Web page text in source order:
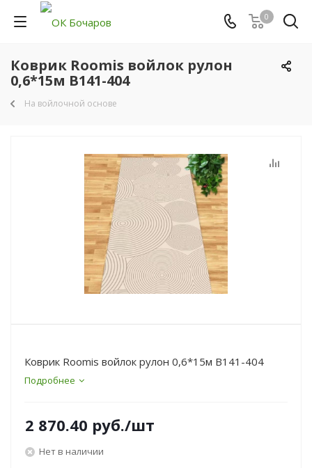
0
Коврик Roomis войлок рулон
0,6*15м B141-404
На войлочной основе
Коврик Roomis войлок рулон 0,6*15м B141-404
Подробнее
2 870.40 руб./шт
Нет в наличии